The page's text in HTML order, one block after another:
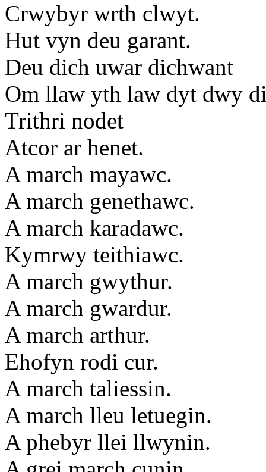
Crwybyr wrth clwyt.
Hut vyn deu garant.
Deu dich uwar dichwant
Om llaw yth law dyt dwy
Trithri nodet
Atcor ar henet.
A march mayawc.
A march genethawc.
A march karadawc.
Kymrwy teithiawc.
A march gwythur.
A march gwardur.
A march arthur.
Ehofyn rodi cur.
A march taliessin.
A march lleu letuegin.
A phebyr llei llwynin.